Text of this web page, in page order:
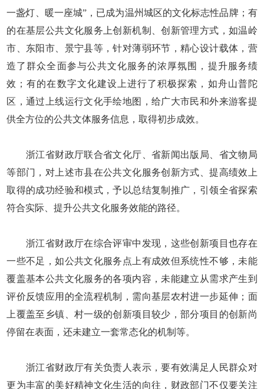
一盏灯、暖一座城”，已成为温州城区的文化标志性品牌；有
的在基层公共文化服务上创新机制、创新管理方式，如温岭
市、东阳市、景宁县等，针对薄弱环节，精心设计载体，营
造了群众全面参与公共文化服务的浓厚氛围，提升服务绩
效；有的在数字文化建设上进行了积极探索，如舟山普陀
区，通过上线运行文化手绘地图，给广大市民和外来游客提
供全方位的公共文体服务信息，取得初步成效。
浙江省财政厅联合省文化厅、省新闻出版局、省文物局
等部门，对上述市县在公共文化服务创新方式、提高绩效上
取得的成功经验和模式，予以总结复制推广，引领全省探索
符合实际、提升公共文化服务效能的路径。
浙江省财政厅在综合评审中发现，这些创新项目也存在
一些不足，如公共文化服务点上有成效但系统性不够，未能
覆盖基本公共文化服务的各项内容，未能建立从需求产生到
评价反馈应用的全流程机制，需向基层农村进一步延伸；面
上覆盖至乡镇、村一级的创新项目较少，部分项目的创新尚
停留在表面，还未建立一套常态化的机制等。
浙江省财政厅有关负责人表示，要有效满足人民群众对
更为丰富的美好精神文化生活的向往，财政部门不仅要关注